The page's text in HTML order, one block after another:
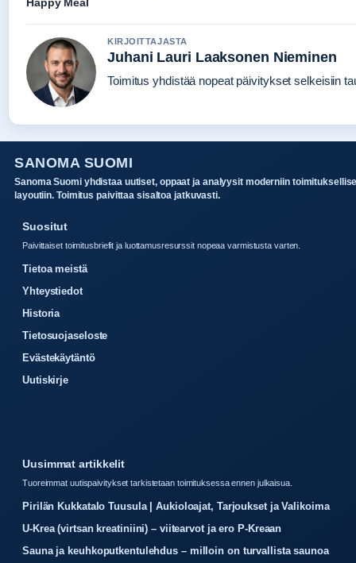
KIRJOITTAJASTA
Juhani Lauri Laaksonen Nieminen
Toimitus yhdistää nopeat päivitykset selkeisiin
SANOMA SUOMI
Sanoma Suomi yhdistaa uutiset, oppaat ja analyysit moderniin
layoutiin. Toimitus paivittaa sisaltoa jatkuvasti.
Suositut
Paivittaiset toimitusbriefit ja luottamusresurssit nopeaa varmistusta varten.
Tietoa meistä
Yhteystiedot
Historia
Tietosuojaseloste
Evästekäytäntö
Uutiskirje
Uusimmat artikkelit
Tuoreimmat uutispaivitykset tarkistetaan toimituksessa ennen julkaisua.
Pirilän Kukkatalo Tuusula | Aukioloajat, Tarjoukset ja Valikoima
U-Krea (virtsan kreatiniini) – viitearvot ja ero P-Kreaan
Sauna ja keuhkoputkentulehdus – milloin on turvallista saunoa